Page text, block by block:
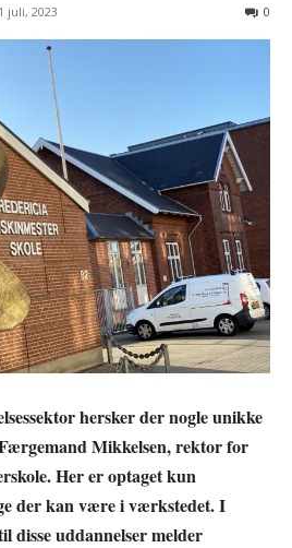
juli, 2023 0
hersker der nogle unikke
Mikkelsen, rektor for
Her er optaget kun
der kan være i værkstedet. I
disse uddannelser melder